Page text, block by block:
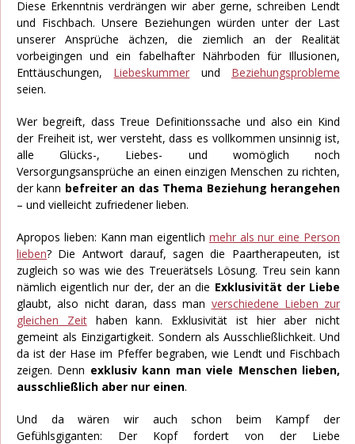
Diese Erkenntnis verdrängen wir aber gerne, schreiben Lendt
und Fischbach. Unsere Beziehungen würden unter der Last
unserer Ansprüche ächzen, die ziemlich an der Realität
vorbeigingen und ein fabelhafter Nährboden für Illusionen,
Enttäuschungen, Liebeskummer und Beziehungsprobleme
seien.
Wer begreift, dass Treue Definitionssache und also ein Kind
der Freiheit ist, wer versteht, dass es vollkommen unsinnig ist,
alle Glücks-, Liebes- und womöglich noch
Versorgungsansprüche an einen einzigen Menschen zu richten,
der kann befreiter an das Thema Beziehung herangehen
– und vielleicht zufriedener lieben.
Apropos lieben: Kann man eigentlich mehr als nur eine Person
lieben? Die Antwort darauf, sagen die Paartherapeuten, ist
zugleich so was wie des Treuerätsels Lösung. Treu sein kann
nämlich eigentlich nur der, der an die Exklusivität der Liebe
glaubt, also nicht daran, dass man verschiedene Lieben zur
gleichen Zeithaben kann. Exklusivität ist hier aber nicht
gemeint als Einzigartigkeit. Sondern als Ausschließlichkeit. Und
da ist der Hase im Pfeffer begraben, wie Lendt und Fischbach
zeigen. Denn exklusiv kann man viele Menschen lieben,
ausschließlich aber nur einen.
Und da wären wir auch schon beim Kampf der
Gefühlsgiganten: Der Kopf fordert von der Liebe